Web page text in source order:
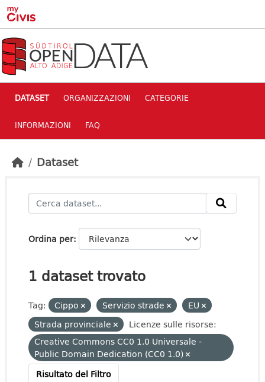
Skip to main content
DATASET ORGANIZZAZIONI CATEGORIE
INFORMAZIONI FAQ
Dataset
Ordina per
1 dataset trovato
Tag: Cippo Servizio strade
EU
Strada provinciale
Licenze sulle risorse:
Creative Commons CC0 1.0 Universale -
Public Domain Dedication (CC0 1.0)
Risultato del Filtro